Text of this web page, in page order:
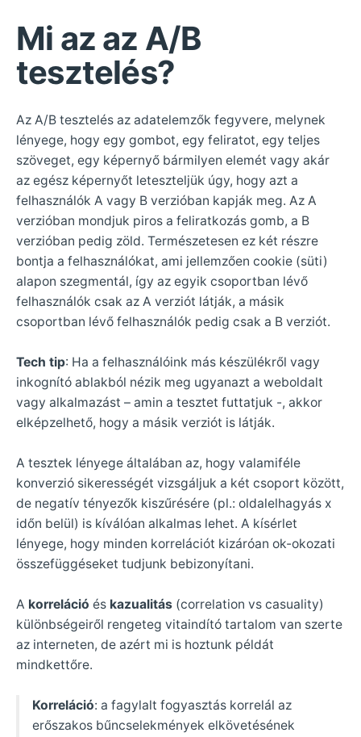
Mi az az A/B
tesztelés?
Az A/B tesztelés az adatelemzők fegyvere, melynek
lényege, hogy egy gombot, egy feliratot, egy teljes
szöveget, egy képernyő bármilyen elemét vagy akár
az egész képernyőt leteszteljük úgy, hogy azt a
felhasználók A vagy B verzióban kapják meg. Az A
verzióban mondjuk piros a feliratkozás gomb, a B
verzióban pedig zöld. Természetesen ez két részre
bontja a felhasználókat, ami jellemzően cookie (süti)
alapon szegmentál, így az egyik csoportban lévő
felhasználók csak az A verziót látják, a másik
csoportban lévő felhasználók pedig csak a B verziót.
Tech tip: Ha a felhasználóink más készülékről vagy
inkognító ablakból nézik meg ugyanazt a weboldalt
vagy alkalmazást – amin a tesztet futtatjuk -, akkor
elképzelhető, hogy a másik verziót is látják.
A tesztek lényege általában az, hogy valamiféle
konverzió sikerességét vizsgáljuk a két csoport között,
de negatív tényezők kiszűrésére (pl.: oldalelhagyás x
időn belül) is kíválóan alkalmas lehet. A kísérlet
lényege, hogy minden korrelációt kizáróan ok-okozati
összefüggéseket tudjunk bebizonyítani.
A korreláció és kazualitás (correlation vs casuality)
különbségeiről rengeteg vitaindító tartalom van szerte
az interneten, de azért mi is hoztunk példát
mindkettőre.
Korreláció: a fagylalt fogyasztás korrelál az
erőszakos bűncselekmények elkövetésének